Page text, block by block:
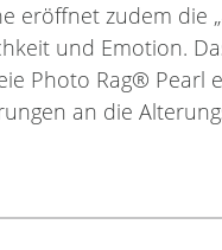
eröffnet zudem die
und Emotion.
Photo Rag® Pearl
an die